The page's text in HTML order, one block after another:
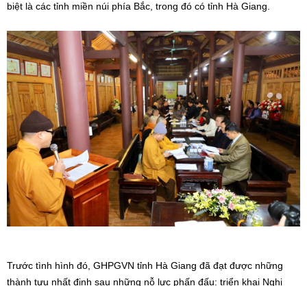
biệt là các tỉnh miền núi phía Bắc, trong đó có tỉnh Hà Giang.
Trước tình hình đó, GHPGVN tỉnh Hà Giang đã đạt được những
thành tựu nhất định sau những nỗ lực phấn đấu: triển khai Nghị